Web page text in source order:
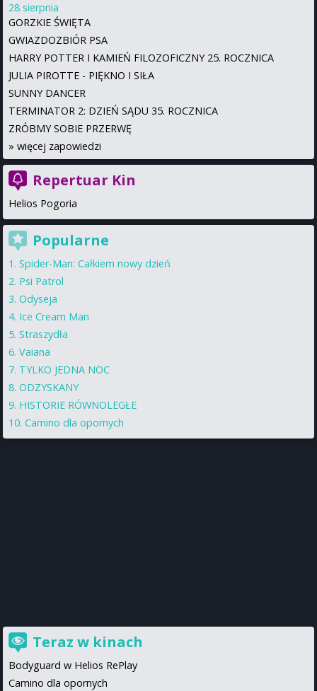
28 sierpnia
GORZKIE ŚWIĘTA
GWIAZDOZBIÓR PSA
HARRY POTTER I KAMIEŃ FILOZOFICZNY 25. ROCZNICA
JULIA PIROTTE - PIĘKNO I SIŁA
SUNNY DANCER
TERMINATOR 2: DZIEŃ SĄDU 35. ROCZNICA
ZRÓBMY SOBIE PRZERWĘ
» więcej zapowiedzi
Repertuar Kin
Helios Pogoria
Popularne
Spider-Man: Całkiem nowy dzień
Psi Patrol
Odyseja
Ice Cream Man
Straszydła
Vaiana
TYLKO JEDNA NOC
ODZYSKANY
HISTORIE RÓWNOLEGŁE
Camino dla opornych
Teraz w kinach
Bodyguard w Helios RePlay
Camino dla opornych